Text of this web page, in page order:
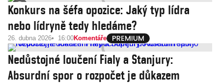
Konkurs na šéfa opozice: Jaký typ lídra
nebo lídryně tedy hle­dáme?
26. dubna 2026 16:00Komentáře
Nedůstojné loučení Fialy a Stanjury:
Absurdní spor o rozpočet je důkazem